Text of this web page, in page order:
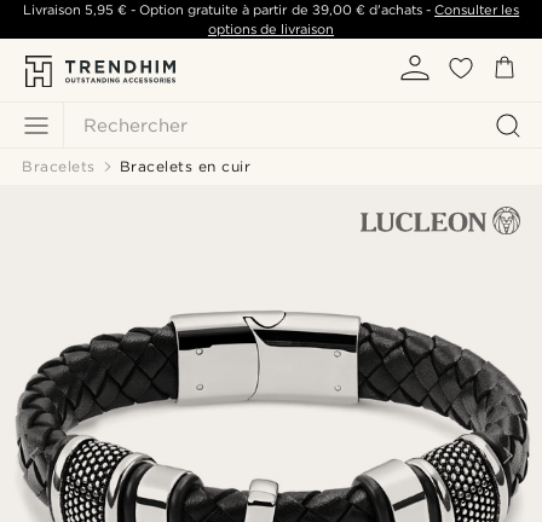
Rechercher
Livraison 5,95 €- Option gratuite à partir de 39,00 €d'achats -Consulter les
options de livraison
Bracelets Bracelets en cuir